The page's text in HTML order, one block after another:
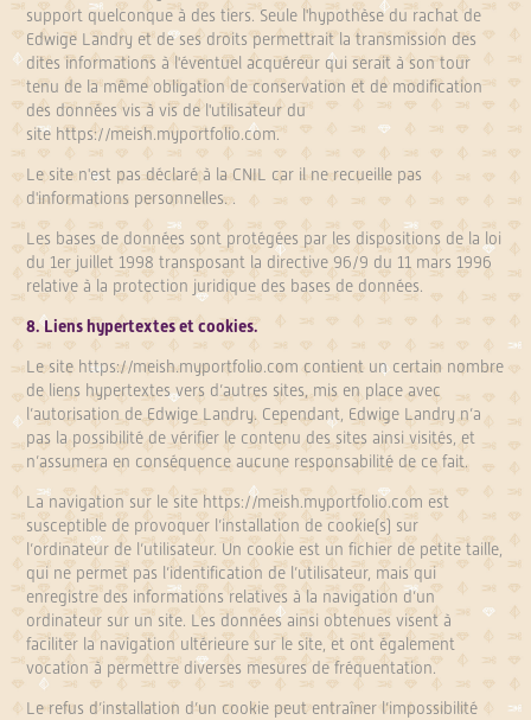
support quelconque à des tiers. Seule l'hypothèse du rachat de
Edwige Landry et de ses droits permettrait la transmission des
dites informations à l'éventuel acquéreur qui serait à son tour
tenu de la même obligation de conservation et de modification
des données vis à vis de l'utilisateur du
site https://meish.myportfolio.com.
Le site n'est pas déclaré à la CNIL car il ne recueille pas
d'informations personnelles. .
Les bases de données sont protégées par les dispositions de la loi
du 1er juillet 1998 transposant la directive 96/9 du 11 mars 1996
relative à la protection juridique des bases de données.
8. Liens hypertextes et cookies.
Le site https://meish.myportfolio.com contient un certain nombre
de liens hypertextes vers d’autres sites, mis en place avec
l’autorisation de Edwige Landry. Cependant, Edwige Landry n’a
pas la possibilité de vérifier le contenu des sites ainsi visités, et
n’assumera en conséquence aucune responsabilité de ce fait.
La navigation sur le site https://meish.myportfolio.com est
susceptible de provoquer l’installation de cookie(s) sur
l’ordinateur de l’utilisateur. Un cookie est un fichier de petite taille,
qui ne permet pas l’identification de l’utilisateur, mais qui
enregistre des informations relatives à la navigation d’un
ordinateur sur un site. Les données ainsi obtenues visent à
faciliter la navigation ultérieure sur le site, et ont également
vocation à permettre diverses mesures de fréquentation.
Le refus d’installation d’un cookie peut entraîner l’impossibilité